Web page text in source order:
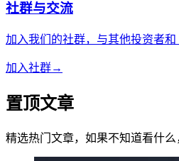
社群与交流
加入我们的社群，与其他投资者和
加入社群→
置顶文章
精选热门文章，如果不知道看什么